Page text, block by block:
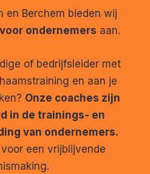
en Berchem bieden wij
ondernemers aan.
of bedrijfsleider met
en aan je
Onze coaches zijn
in de trainings- en
van ondernemers.
een vrijblijvende